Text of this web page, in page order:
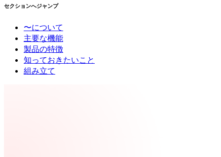
セクションへジャンプ
〜について
主要な機能
製品の特徴
知っておきたいこと
組み立て